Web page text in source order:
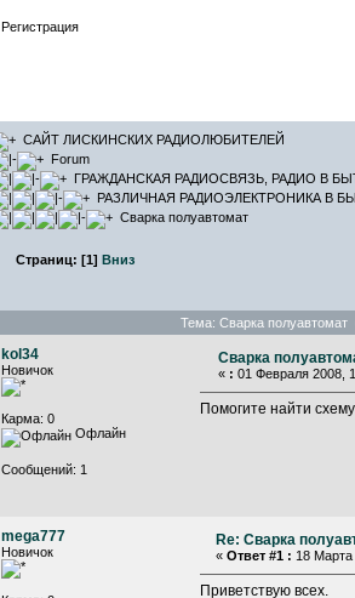
Регистрация
САЙТ ЛИСКИНСКИХ РАДИОЛЮБИТЕЛЕЙ
Forum
ГРАЖДАНСКАЯ РАДИОСВЯЗЬ, РАДИО В
РАЗЛИЧНАЯ РАДИОЭЛЕКТРОНИКА В
Сварка полуавтомат
Страниц: [1] Вниз
Тема: Сварка полуавтомат
kol34
Новичок
Карма: 0
Офлайн
Сообщений: 1
Сварка
« : 01 Февраля 2008,
Помогите найти
mega777
Новичок
Re: Сварка
« Ответ #1 : 18 Марта
Приветствую всех.